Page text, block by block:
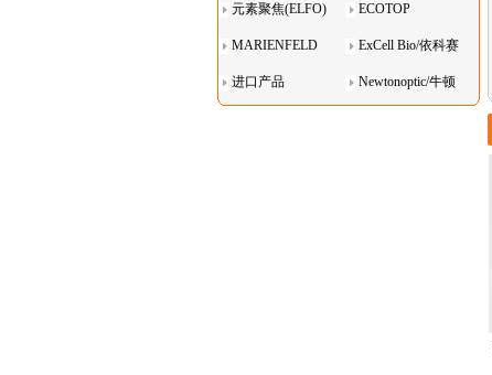
元素聚焦(ELFO) ECOTOP
MARIENFELD ExCell Bio/依科赛
进口产品 Newtonoptic/牛顿